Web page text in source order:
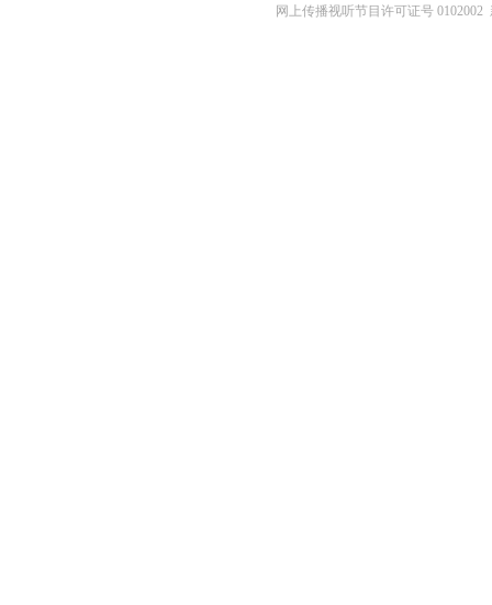
网上传播视听节目许可证号 0102002